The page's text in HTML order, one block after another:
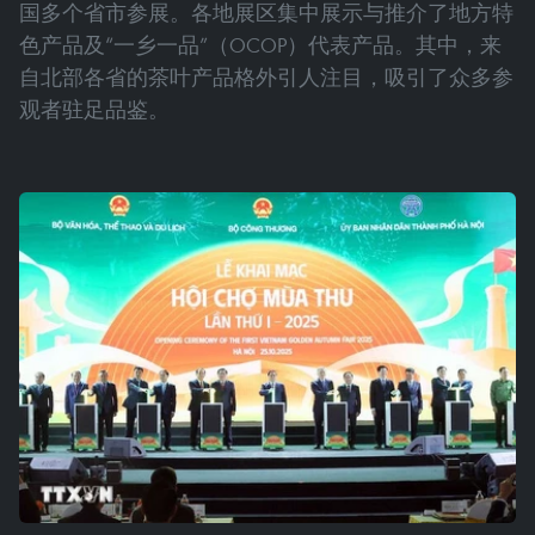
国多个省市参展。各地展区集中展示与推介了地方特
色产品及“一乡一品”（OCOP）代表产品。其中，来
自北部各省的茶叶产品格外引人注目，吸引了众多参
观者驻足品鉴。